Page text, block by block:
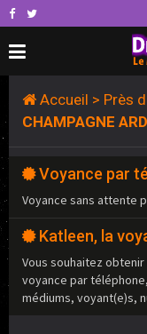
Accueil > Près
CHAMPAGNE
Voyance par
Voyance sans attente
Katleen, la
Vous souhaitez
voyance par
médiums, voyant(e)s,